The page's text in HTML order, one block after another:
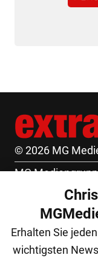
© 2026 MG
MG
Burgring 1/7
1010 Wien
+43 (1) 522 14 14
Erhalten Sie
wichtigsten